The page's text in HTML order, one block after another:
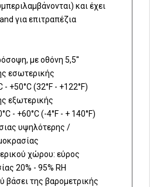
και έχει
για επιτραπέζια
με οθόνη 5,5''
εσωτερικής
+50°C (32°F - +122°F)
εξωτερικής
- +60°C (-4°F - + 140°F)
υψηλότερης /
χώρου: εύρος
20% - 95% RH
βάσει της βαρομετρικής